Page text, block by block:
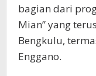
bagian dari
Mian” yang
Bengkulu,
Enggano.